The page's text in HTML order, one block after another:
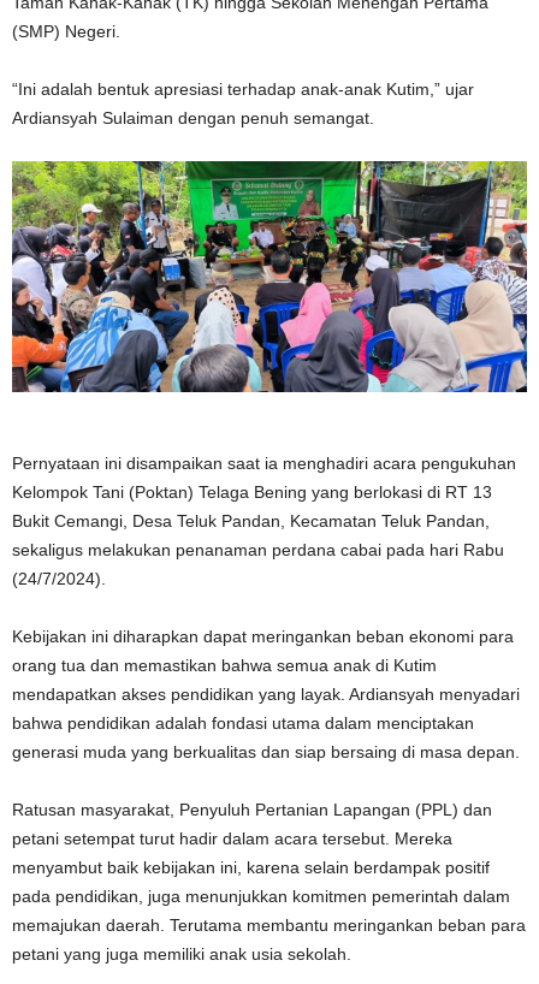
(SMP) Negeri.
“Ini adalah bentuk apresiasi terhadap anak-anak Kutim,” ujar
Ardiansyah Sulaiman dengan penuh semangat.
Pernyataan ini disampaikan saat ia menghadiri acara pengukuhan
Kelompok Tani (Poktan) Telaga Bening yang berlokasi di RT 13
Bukit Cemangi, Desa Teluk Pandan, Kecamatan Teluk Pandan,
sekaligus melakukan penanaman perdana cabai pada hari Rabu
(24/7/2024).
Kebijakan ini diharapkan dapat meringankan beban ekonomi para
orang tua dan memastikan bahwa semua anak di Kutim
mendapatkan akses pendidikan yang layak. Ardiansyah menyadari
bahwa pendidikan adalah fondasi utama dalam menciptakan
generasi muda yang berkualitas dan siap bersaing di masa depan.
Ratusan masyarakat, Penyuluh Pertanian Lapangan (PPL) dan
petani setempat turut hadir dalam acara tersebut. Mereka
menyambut baik kebijakan ini, karena selain berdampak positif
pada pendidikan, juga menunjukkan komitmen pemerintah dalam
memajukan daerah. Terutama membantu meringankan beban para
petani yang juga memiliki anak usia sekolah.